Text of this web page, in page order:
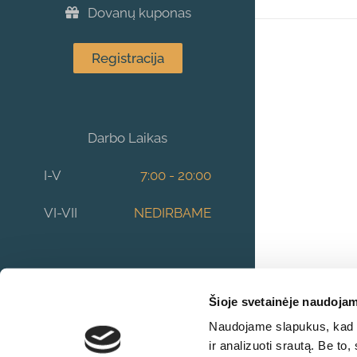
Šioje svetainėje
Naudojame slapukus,
ir analizuoti srautą. Be to,
Dovanų kuponas
Registracija
Darbo Laikas
I-V 7:00 - 20:00
VI-VII NEDIRBAME